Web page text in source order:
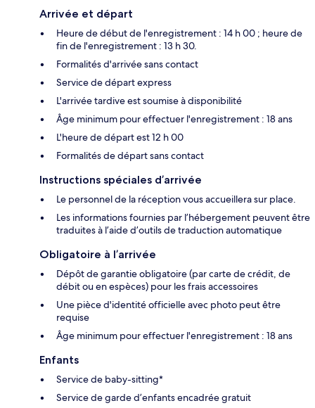
Arrivée et départ
Heure de début de l'enregistrement : 14 h 00 ; heure de
fin de l'enregistrement : 13 h 30.
Formalités d'arrivée sans contact
Service de départ express
L'arrivée tardive est soumise à disponibilité
Âge minimum pour effectuer l'enregistrement : 18 ans
L'heure de départ est 12 h 00
Formalités de départ sans contact
Instructions spéciales d’arrivée
Le personnel de la réception vous accueillera sur place.
Les informations fournies par l’hébergement peuvent être
traduites à l’aide d’outils de traduction automatique
Obligatoire à l’arrivée
Dépôt de garantie obligatoire (par carte de crédit, de
débit ou en espèces) pour les frais accessoires
Une pièce d'identité officielle avec photo peut être
requise
Âge minimum pour effectuer l'enregistrement : 18 ans
Enfants
Service de baby-sitting*
Service de garde d’enfants encadrée gratuit